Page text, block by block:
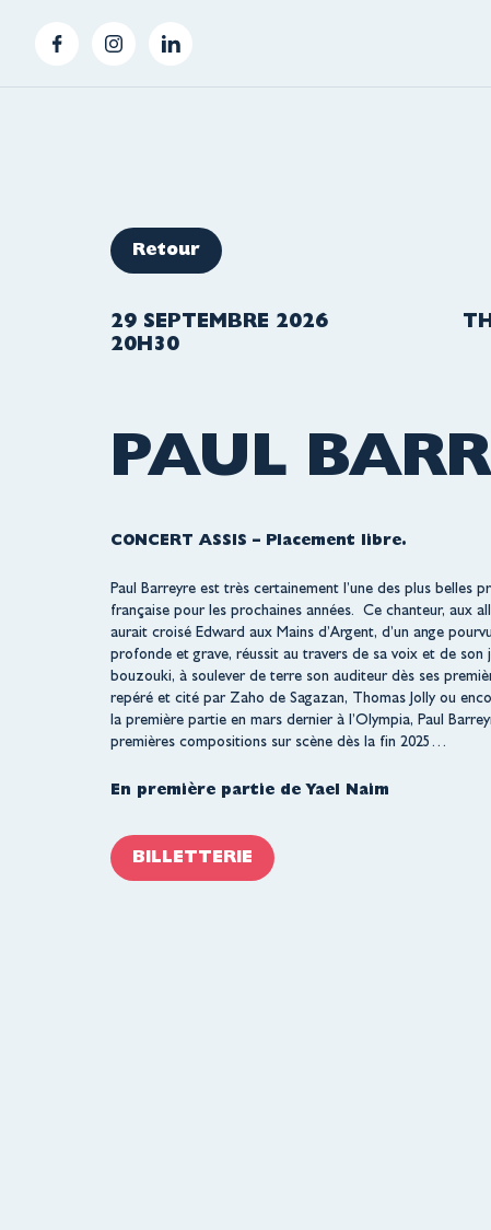
Retour
29 SEPTEMBRE 2026
20H30
PAUL
CONCERT ASSIS – Placement libre.
Paul Barreyre est très certainement l’une des plus belles
française pour les prochaines années. Ce chanteur, aux
aurait croisé Edward aux Mains d’Argent, d’un ange
profonde et grave, réussit au travers de sa voix et de
bouzouki, à soulever de terre son auditeur dès ses
repéré et cité par Zaho de Sagazan, Thomas Jolly ou
la première partie en mars dernier à l’Olympia, Paul
premières compositions sur scène dès la fin 2025…
En première partie de Yael Naim
BILLETTERIE